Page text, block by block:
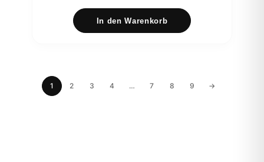
In den Warenkorb
1 2 3 4 … 7 8 9 →